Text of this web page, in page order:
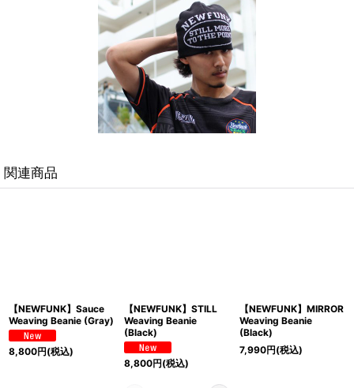
関連商品
【NEWFUNK】Sauce
Weaving Beanie (Gray)
8,800円(税込)
【NEWFUNK】STILL
Weaving Beanie
(Black)
8,800円(税込)
【NEWFUNK】MIRROR
Weaving Beanie
(Black)
7,990円(税込)